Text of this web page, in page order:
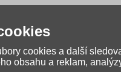
cookies a další
obsahu a reklam,